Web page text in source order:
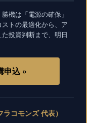
機は「電源の確保」
トの最適化から、ア
投資判断まで、明日
申込 »
コモンズ 代表）